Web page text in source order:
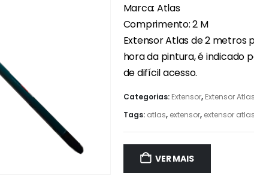
Marca: Atlas
Comprimento: 2 M
Extensor Atlas de 2 metros
hora da pintura, é indicado
de difícil acesso.
Categorias: Extensor, Extensor Atlas
Tags: atlas, extensor, extensor atlas
VER MAIS